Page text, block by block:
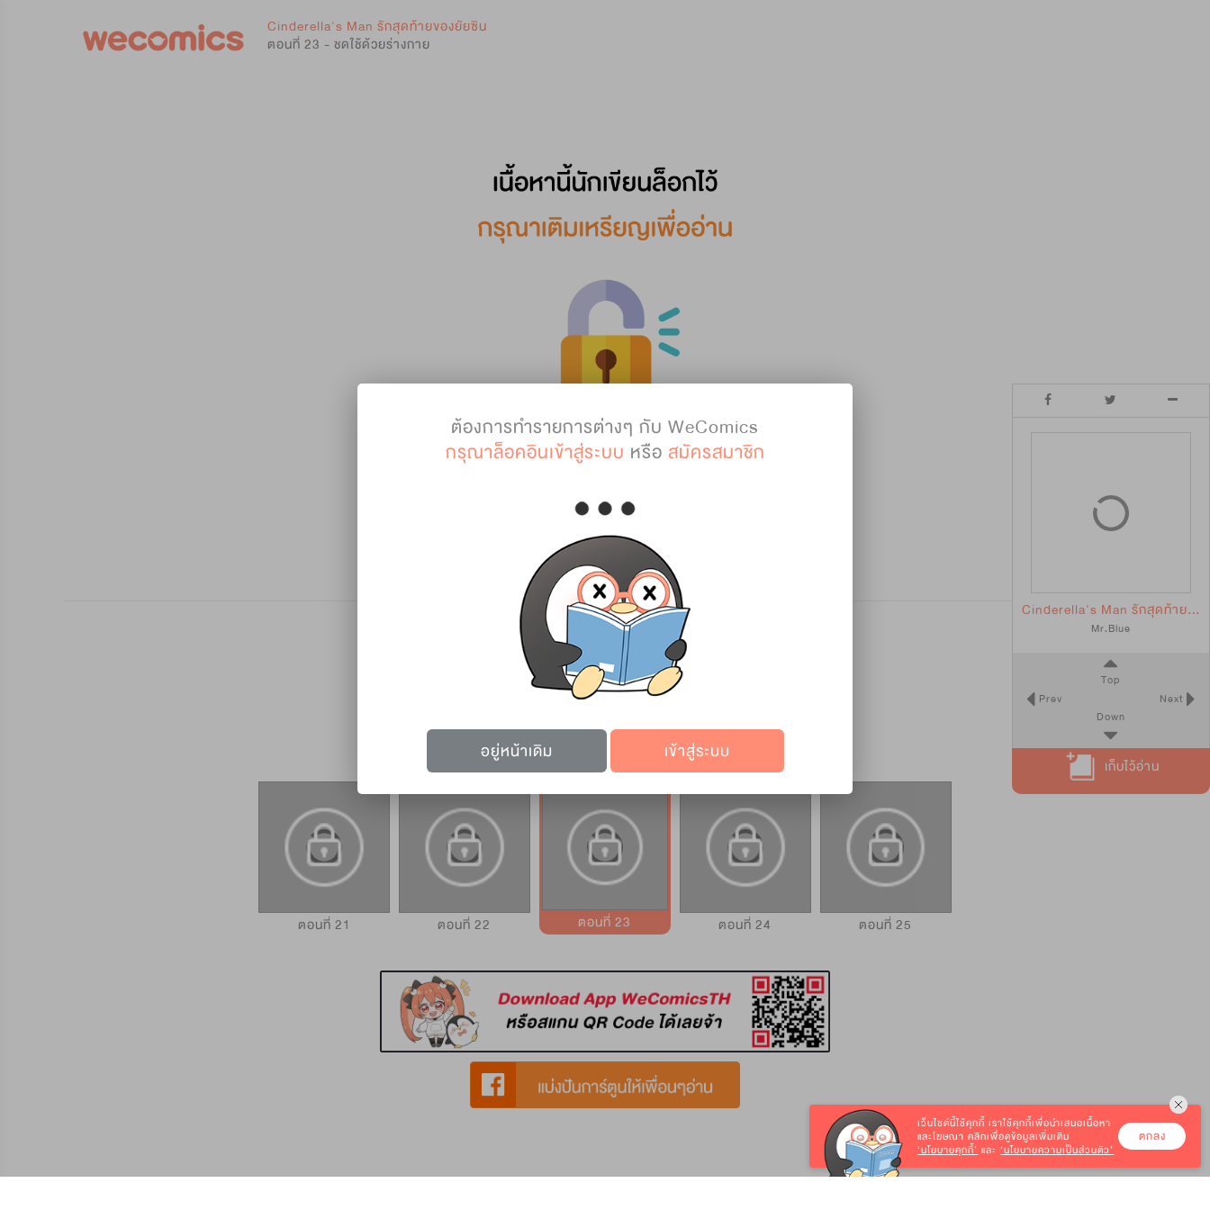
Cinderella's Man รักสุดท้ายของยัยซิน
ตอนที่ 23 - ชดใช้ด้วยร่างกาย
บทถัดไป
เก็บไว้อ่าน รายละเอียดการ์ตูน
ตอนที่ 21 ตอนที่ 22 ตอนที่ 23 ตอนที่ 24 ตอนที่ 25
Cinderella's Man รักสุดท้ายของยัยซิน
Mr.Blue
Top
Prev
Next
Down
เก็บไว้อ่าน
ต้องการทำรายการต่างๆ กับ WeComics
กรุณาล็อคอินเข้าสู่ระบบ หรือ สมัครสมาชิก
อยู่หน้าเดิม เข้าสู่ระบบ
เว็บไซต์นี้ใช้คุกกี้ เราใช้คุกกี้เพื่อนำเสนอเนื้อหา
และโฆษณา คลิกเพื่อดูข้อมูลเพิ่มเติม
‘นโยบายคุกกี้’ และ‘นโยบายความเป็นส่วนตัว’
ตกลง